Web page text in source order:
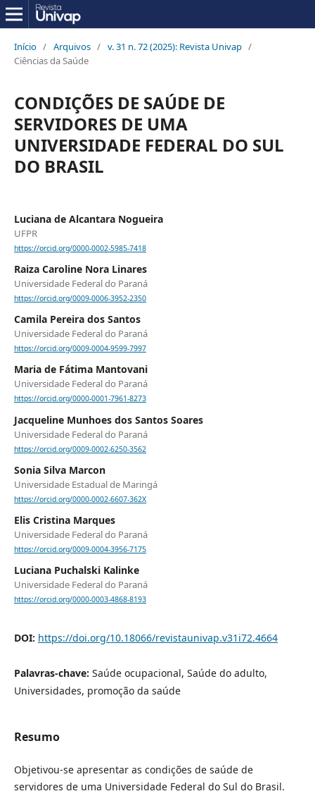
Início / Arquivos / v. 31 n. 72 (2025): Revista Univap /
Ciências da Saúde
CONDIÇÕES DE SAÚDE DE
SERVIDORES DE UMA
UNIVERSIDADE FEDERAL DO SUL
DO BRASIL
Luciana de Alcantara Nogueira
UFPR
https://orcid.org/0000-0002-5985-7418
Raiza Caroline Nora Linares
Universidade Federal do Paraná
https://orcid.org/0009-0006-3952-2350
Camila Pereira dos Santos
Universidade Federal do Paraná
https://orcid.org/0009-0004-9599-7997
Maria de Fátima Mantovani
Universidade Federal do Paraná
https://orcid.org/0000-0001-7961-8273
Jacqueline Munhoes dos Santos Soares
Universidade Federal do Paraná
https://orcid.org/0009-0002-6250-3562
Sonia Silva Marcon
Universidade Estadual de Maringá
https://orcid.org/0000-0002-6607-362X
Elis Cristina Marques
Universidade Federal do Paraná
https://orcid.org/0009-0004-3956-7175
Luciana Puchalski Kalinke
Universidade Federal do Paraná
https://orcid.org/0000-0003-4868-8193
DOI: https://doi.org/10.18066/revistaunivap.v31i72.4664
Palavras-chave: Saúde ocupacional, Saúde do adulto,
Universidades, promoção da saúde
Resumo
Objetivou-se apresentar as condições de saúde de
servidores de uma Universidade Federal do Sul do Brasil.